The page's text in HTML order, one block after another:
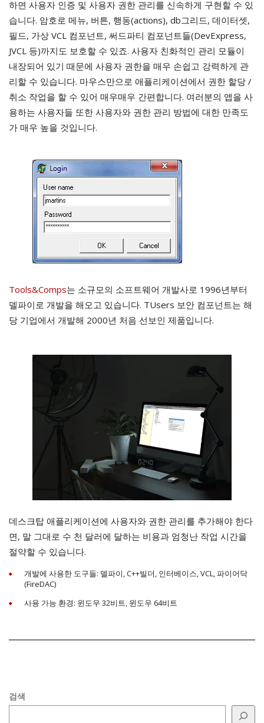
하면 사용자 인증 및 사용자 권한 관리를 신속하게 구현할 수 있
습니다. 암호로 메뉴, 버튼, 행동(actions), db그리드, 데이터셋,
필드, 가상 VCL 컴포넌트, 써드파티 컴포넌트들(DevExpress,
JVCL 등)까지도 보호할 수 있죠. 사용자 친화적인 관리 모듈이
내장되어 있기 때문에 사용자 권한을 매우 손쉽고 강력하게 관
리할 수 있습니다. 마우스만으로 애플리케이션에서 권한 할당 /
취소 작업을 할 수 있어 매우매우 간편합니다. 여러분의 앱을 사
용하는 사용자들 또한 사용자와 권한 관리 방법에 대한 만족도
가 매우 높을 것입니다.
Tools&Comps는 소규모의 소프트웨어 개발사로 1996년부터
델파이로 개발을 해오고 있습니다. TUsers 보안 컴포넌트는 해
당 기업에서 개발해 2000년 처음 선보인 제품입니다.
데스크탑 애플리케이션에 사용자와 권한 관리를 추가해야 한다
면, 말 그대로 수 천 달러에 달하는 비용과 엄청난 작업 시간을
절약할 수 있습니다.
개발에 사용한 도구들: 델파이, C++빌더, 인터베이스, VCL, 파이어닥
(FireDAC)
사용 가능 환경: 윈도우 32비트, 윈도우 64비트
검색